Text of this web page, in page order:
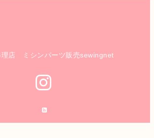
理店 ミシンパーツ販売sewingnet